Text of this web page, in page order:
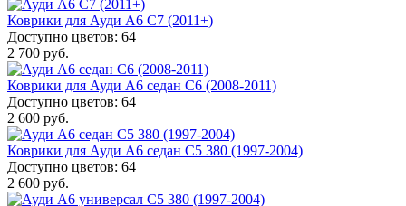
Коврики для Ауди А6 С7 (2011+)
Доступно цветов: 64
2 700 руб.
Коврики для Ауди А6 седан С6 (2008-2011)
Доступно цветов: 64
2 600 руб.
Коврики для Ауди А6 седан С5 380 (1997-2004)
Доступно цветов: 64
2 600 руб.